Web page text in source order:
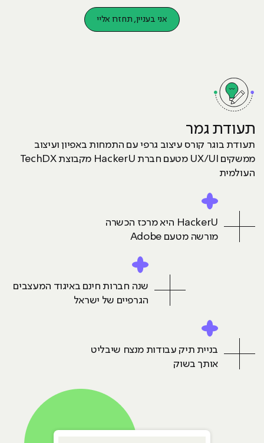
אני בעניין, תחזרו אליי
עוד על הקורס
תעודת גמר
תעודת בוגר קורס עיצוב גרפי עם התמחות באפיון ועיצוב
ממשקים UX/UI מטעם חברת HackerU מקבוצת TechDX
העולמית
HackerU היא מרכז הכשרה
מורשה מטעם Adobe
שנה חברות חינם באיגוד המעצבים
הגרפיים של ישראל
בניית תיק עבודות מנצח שיבליט
אותך בשוק